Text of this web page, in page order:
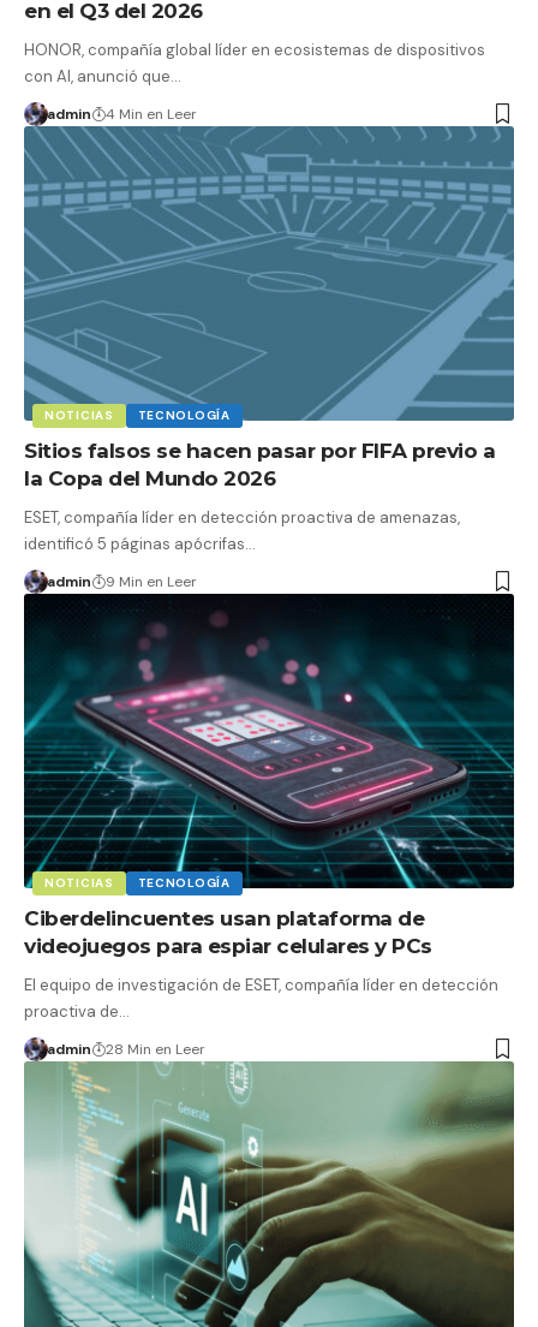
en el Q3 del 2026
HONOR, compañía global líder en ecosistemas de dispositivos
con AI, anunció que…
admin 4 Min en Leer
NOTICIAS TECNOLOGÍA
Sitios falsos se hacen pasar por FIFA previo a
la Copa del Mundo 2026
ESET, compañía líder en detección proactiva de amenazas,
identificó 5 páginas apócrifas…
admin 9 Min en Leer
NOTICIAS TECNOLOGÍA
Ciberdelincuentes usan plataforma de
videojuegos para espiar celulares y PCs
El equipo de investigación de ESET, compañía líder en detección
proactiva de…
admin 28 Min en Leer